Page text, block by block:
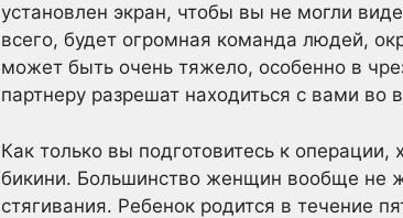
установлен экран, чтобы вы не могли
всего, будет огромная команда людей,
может быть очень тяжело, особенно в
партнеру разрешат находиться с вами
Как только вы подготовитесь к
бикини. Большинство женщин вообще не
стягивания. Ребенок родится в течение